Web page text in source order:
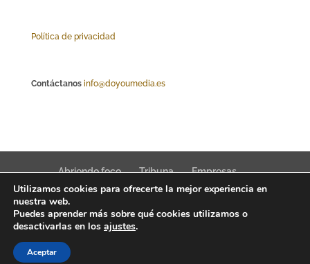
Política de privacidad
Contáctanos info@doyoumedia.es
Abriendo foco Tribuna
Empresas
Actualidad
Innovación Tendencias
Interfaz Magazine 2022 © News, trends & public affairs
Utilizamos cookies para ofrecerte la mejor experiencia en
nuestra web.
Puedes aprender más sobre qué cookies utilizamos o
desactivarlas en los ajustes.
Aceptar